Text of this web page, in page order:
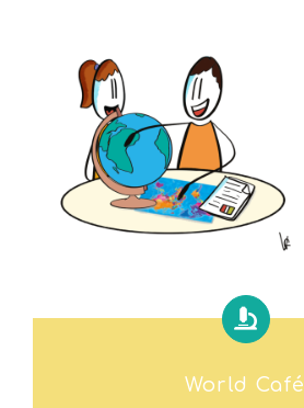
World Café